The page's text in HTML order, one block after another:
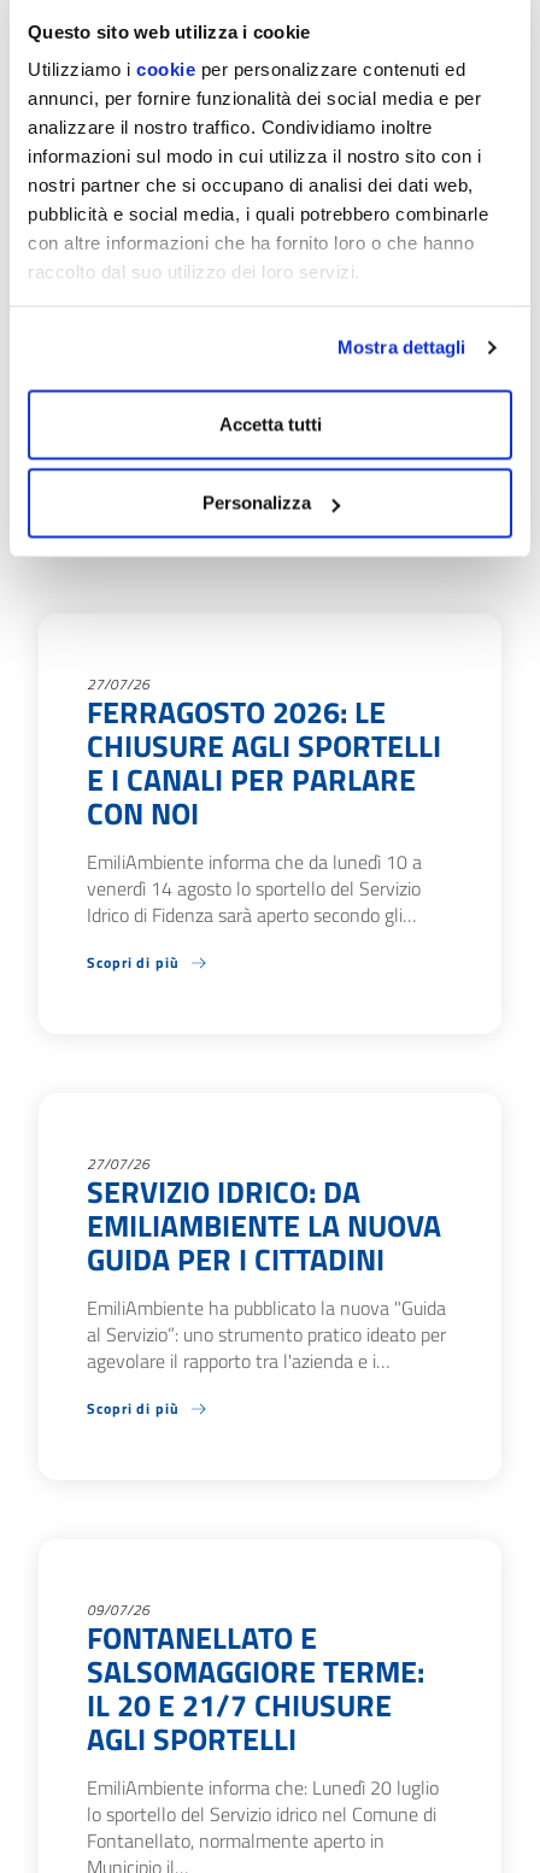
Questo sito web utilizza i cookie
Utilizziamo i cookie per personalizzare contenuti ed
annunci, per fornire funzionalità dei social media e per
analizzare il nostro traffico. Condividiamo inoltre
informazioni sul modo in cui utilizza il nostro sito con i
nostri partner che si occupano di analisi dei dati web,
pubblicità e social media, i quali potrebbero combinarle
con altre informazioni che ha fornito loro o che hanno
raccolto dal suo utilizzo dei loro servizi.
Mostra dettagli
Accetta tutti
Personalizza
L’adesione all’iniziativa regionale “Vivi il Verde” fa parte di un
progetto più ampio portato avanti da Istituzioni e altri soggetti
pervalorizzare l’area verde di Priorato, stimolandone la
fruizione e rendendola – nel contempo – più fedele alla
propria natura : non un parco urbano, dunque, ma una vera e
propria oasi naturalistica. Il Campo Pozzi di Priorato è proprietà
del Comune di Fontanellato ed è gestito – come l’intero
Servizio Idrico Integrato – da EmiliAmbiente SpA; l’azienda, in
accordo con il Comune, ha anche la responsabilità della
Scuola dell’Acqua” di EmiliAmbiente SpA, www.emiliambiente.it
Leggi anche
27/07/26
FERRAGOSTO 2026: LE
CHIUSURE AGLI SPORTELLI
E I CANALI PER PARLARE
CON NOI
EmiliAmbiente informa che da lunedì 10 a
venerdì 14 agosto lo sportello del Servizio
Idrico di Fidenza sarà aperto secondo gli…
Scopri di più
27/07/26
SERVIZIO IDRICO: DA
EMILIAMBIENTE LA NUOVA
GUIDA PER I CITTADINI
EmiliAmbiente ha pubblicato la nuova "Guida
al Servizio”: uno strumento pratico ideato per
agevolare il rapporto tra l'azienda e i…
Scopri di più
09/07/26
FONTANELLATO E
SALSOMAGGIORE TERME:
IL 20 E 21/7 CHIUSURE
AGLI SPORTELLI
EmiliAmbiente informa che: Lunedì 20 luglio
lo sportello del Servizio idrico nel Comune di
Fontanellato, normalmente aperto in
Municipio il…